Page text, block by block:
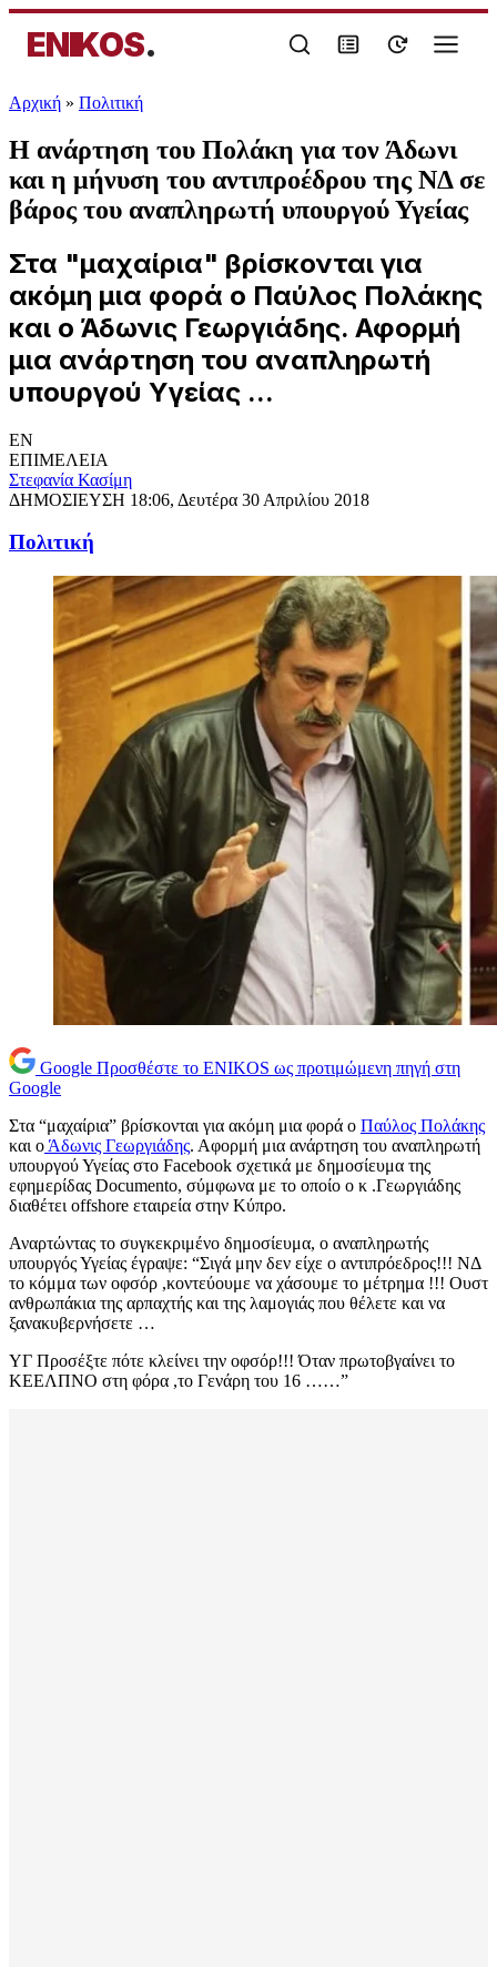
ENIKOS.
Αρχική » Πολιτική
Η ανάρτηση του Πολάκη για τον Άδωνι
και η μήνυση του αντιπροέδρου της ΝΔ σε
βάρος του αναπληρωτή υπουργού Υγείας
Στα "μαχαίρια" βρίσκονται για
ακόμη μια φορά ο Παύλος Πολάκης
και ο Άδωνις Γεωργιάδης. Αφορμή
μια ανάρτηση του αναπληρωτή
υπουργού Υγείας ...
EN
ΕΠΙΜΕΛΕΙΑ
Στεφανία Κασίμη
ΔΗΜΟΣΙΕΥΣΗ 18:06, Δευτέρα 30 Απριλίου 2018
Πολιτική
Google Προσθέστε το ENIKOS ως προτιμώμενη πηγή στη
Google
Στα “μαχαίρια” βρίσκονται για ακόμη μια φορά ο Παύλος Πολάκης
και ο Άδωνις Γεωργιάδης. Αφορμή μια ανάρτηση του αναπληρωτή
υπουργού Υγείας στο Facebook σχετικά με δημοσίευμα της
εφημερίδας Documento, σύμφωνα με το οποίο ο κ .Γεωργιάδης
διαθέτει offshore εταιρεία στην Κύπρο.
Αναρτώντας το συγκεκριμένο δημοσίευμα, ο αναπληρωτής
υπουργός Υγείας έγραψε: “Σιγά μην δεν είχε ο αντιπρόεδρος!!! ΝΔ
το κόμμα των οφσόρ ,κοντεύουμε να χάσουμε το μέτρημα !!! Ουστ
ανθρωπάκια της αρπαχτής και της λαμογιάς που θέλετε και να
ξανακυβερνήσετε …
ΥΓ Προσέξτε πότε κλείνει την οφσόρ!!! Όταν πρωτοβγαίνει το
ΚΕΕΛΠΝΟ στη φόρα ,το Γενάρη του 16 ……”